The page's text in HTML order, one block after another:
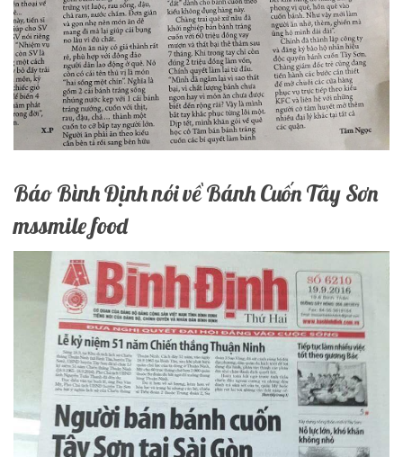
Báo Bình Định nói về Bánh Cuốn Tây Sơn
mssmile food